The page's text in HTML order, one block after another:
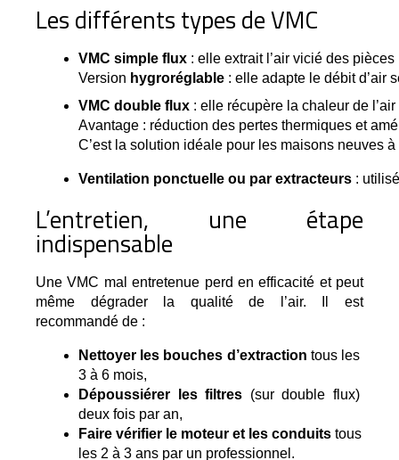
Les différents types de VMC
VMC simple flux : elle extrait l’air vicié des
Version hygroréglable : elle adapte le débit d’air
VMC double flux : elle récupère la chaleur de
Avantage : réduction des pertes thermiques et
C’est la solution idéale pour les maisons neuves
Ventilation ponctuelle ou par extracteurs :
L’entretien, une étape
indispensable
Une VMC mal entretenue perd en efficacité et peut
même dégrader la qualité de l’air. Il est
recommandé de :
Nettoyer les bouches d’extraction tous les
3 à 6 mois,
Dépoussiérer les filtres (sur double flux)
deux fois par an,
Faire vérifier le moteur et les conduits tous
les 2 à 3 ans par un professionnel.